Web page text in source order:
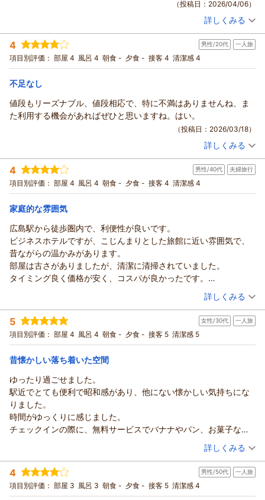
（投稿日：2026/04/06）
投稿者： きぬちゃんさん(女性/60代)
宿泊プラン： 【禁煙】シングル素泊まりプラン★全室ＷiＦi＆有線ＬＡＮ接
続無料★
シングル 食事なし
宿泊価格帯： 4,001～5,000円(大人一人あたり/税込)
詳しくみる
4 男性/20代 一人旅
項目別評価： 部屋 4 風呂 4 朝食 - 夕食 - 接客 4 清潔感 4
不足なし
値段もリーズナブル、値段相応で、特に不満はありませんね、ま
た利用する機会があればぜひと思いますね。はい。
（投稿日：2026/03/18）
投稿者： シュンペイさん(男性/20代)
宿泊プラン： シングル素泊まり（喫煙可）☆全室ＷiＦi＆有線ＬＡＮ接続無
料☆
シングル 食事なし
宿泊価格帯： 9,001～10,000円(大人一人あたり/税込)
詳しくみる
4 男性/40代 夫婦旅行
項目別評価： 部屋 4 風呂 4 朝食 - 夕食 - 接客 4 清潔感 4
家庭的な雰囲気
広島駅から徒歩圏内で、利便性が良いです。
ビジネスホテルですが、こじんまりとした旅館に近い雰囲気で、
昔ながらの温かみがあります。
部屋は古さがありましたが、清潔に清掃されていました。
タイミング良く価格が安く、コスパが良かったです。
接客も良く、ロビーに雛人形が飾られており、懐かしさを感じま
（投稿日：2026/02/26）
宿泊時期： 2026年02月宿泊 (夫婦旅行)
投稿者： sakeさん
宿泊プラン： 【禁煙】シングル素泊まりプラン★全室ＷiＦi＆有線ＬＡＮ接
続無料★
シングル 食事なし
宿泊価格帯： 4,001～5,000円(大人一人あたり/税込)
詳しくみる
5 女性/30代 一人旅
項目別評価： 部屋 4 風呂 4 朝食 - 夕食 - 接客 5 清潔感 5
昔懐かしい落ち着いた空間
ゆったり過ごせました。
駅近でとても便利で昭和感があり、他にない懐かしい気持ちにな
りました。
時間がゆっくりに感じました。
チェックインの際に、無料サービスでバナナやパン、お菓子など
がありました！お茶などはドリンクサーバーで飲み放題でした！
（投稿日：2026/01/12）
宿泊時期： 2026年01月宿泊 (一人旅)
投稿者： 。。。さん
宿泊プラン： 【禁煙】シングル素泊まりプラン★全室ＷiＦi＆有線ＬＡＮ接
続無料★
シングル 食事なし
詳しくみる
4 男性/50代 一人旅
項目別評価： 部屋 3 風呂 3 朝食 - 夕食 - 接客 5 清潔感 4